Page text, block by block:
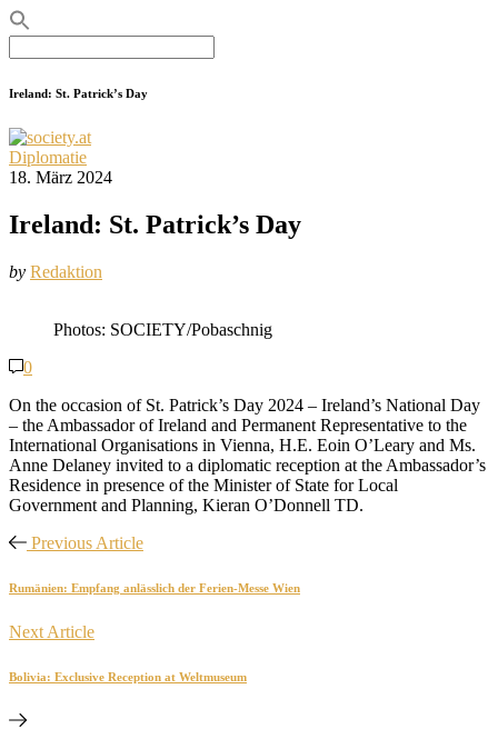
for:
Ireland: St. Patrick’s Day
Diplomatie
18. März 2024
Ireland: St. Patrick’s Day
by Redaktion
Photos: SOCIETY/Pobaschnig
0
On the occasion of St. Patrick’s Day 2024 – Ireland’s National Day
– the Ambassador of Ireland and Permanent Representative to the
International Organisations in Vienna, H.E. Eoin O’Leary and Ms.
Anne Delaney invited to a diplomatic reception at the Ambassador’s
Residence in presence of the Minister of State for Local
Government and Planning, Kieran O’Donnell TD.
Previous Article
Rumänien: Empfang anlässlich der Ferien-Messe Wien
Next Article
Bolivia: Exclusive Reception at Weltmuseum